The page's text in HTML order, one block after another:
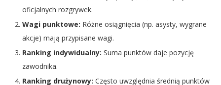
oficjalnych rozgrywek.
Wagi punktowe: Różne osiągnięcia (np. asysty, wygrane
akcje) mają przypisane wagi.
Ranking indywidualny: Suma punktów daje pozycję
zawodnika.
Ranking drużynowy: Często uwzględnia średnią punktów